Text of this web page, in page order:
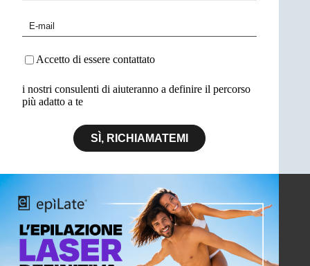
Accetto di essere contattato
i nostri consulenti di aiuteranno a definire il percorso
più adatto a te
SÌ, RICHIAMATEMI